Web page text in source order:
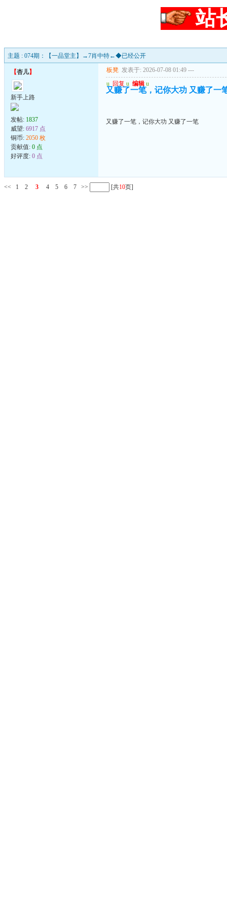
站
主题 : 074期：【一品堂主】→7肖中特←◆已经公开
【杏儿】
新手上路
发帖: 1837
威望: 6917 点
铜币: 2050 枚
贡献值: 0 点
好评度: 0 点
板凳 发表于: 2026-07-08 01:49 ---
u 回复 u 编辑 u
又赚了一笔，记你大功 又赚了一
又赚了一笔，记你大功 又赚了一笔
<< 1 2 3 4 5 6 7 >> [共10页]